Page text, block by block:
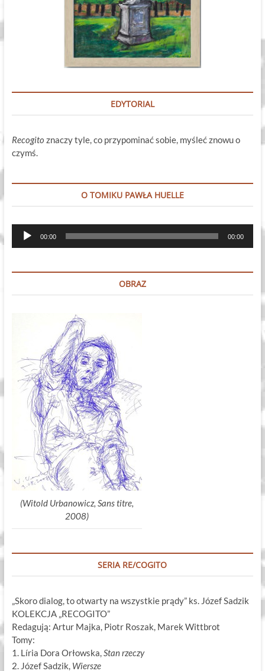
EDYTORIAL
Recogito znaczy tyle, co przypominać sobie, myśleć znowu o
czymś.
O TOMIKU PAWŁA HUELLE
Odtwarzacz
plików
00:00 00:00
OBRAZ
(Witold Urbanowicz, Sans titre,
2008)
SERIA RE/COGITO
„Skoro dialog, to otwarty na wszystkie prądy” ks. Józef Sadzik
KOLEKCJA „RECOGITO”
Redagują: Artur Majka, Piotr Roszak, Marek Wittbrot
Tomy:
1. Líria Dora Orłowska,Stan rzeczy
2. Józef Sadzik, Wiersze